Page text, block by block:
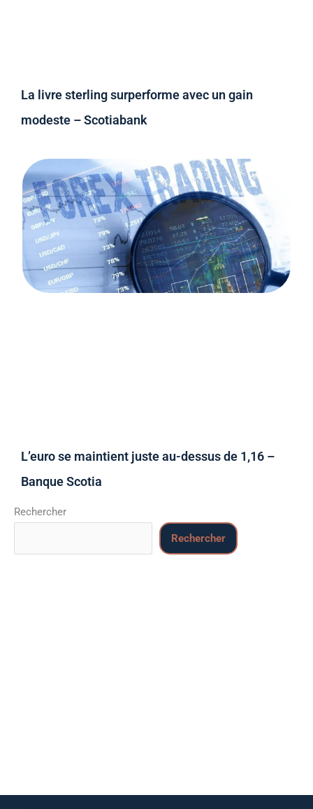
La livre sterling surperforme avec un gain
modeste – Scotiabank
L’euro se maintient juste au-dessus de 1,16 –
Banque Scotia
Rechercher
Rechercher